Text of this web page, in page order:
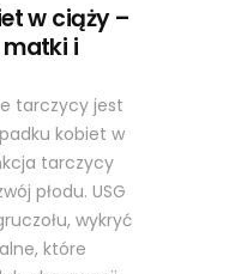
w ciąży –
i
tarczycy jest
kobiet w
tarczycy
płodu. USG
wykryć
które